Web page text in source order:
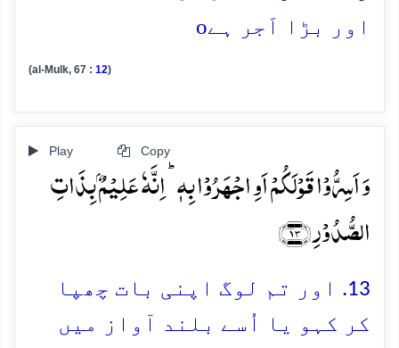
اور بڑا اَجر ہےo
(al-Mulk, 67 : 12)
Play Copy
وَ اَسِرُّوۡا قَوۡلَکُمۡ اَوِ اجۡہَرُوۡا بِہٖ ؕ اِنَّہٗ عَلِیۡمٌۢ بِذَاتِ
الصُّدُوۡرِ ﴿۱۳﴾
13. اور تم لوگ اپنی بات چھپا
کر کہو یا اُسے بلند آواز میں